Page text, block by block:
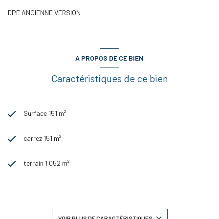
DPE ANCIENNE VERSION
A PROPOS DE CE BIEN
Caractéristiques de ce bien
Surface 151 m²
carrez 151 m²
terrain 1 052 m²
séjour 39,54 m²